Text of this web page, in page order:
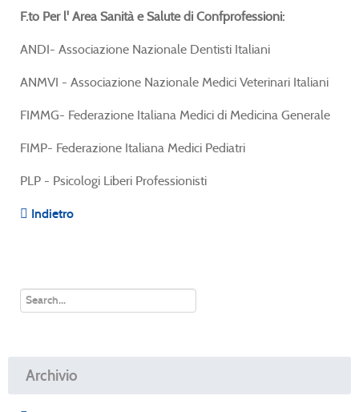
F.to Per l' Area Sanità e Salute di Confprofessioni:
ANDI- Associazione Nazionale Dentisti Italiani
ANMVI - Associazione Nazionale Medici Veterinari Italiani
FIMMG- Federazione Italiana Medici di Medicina Generale
FIMP- Federazione Italiana Medici Pediatri
PLP - Psicologi Liberi Professionisti
Indietro
Archivio